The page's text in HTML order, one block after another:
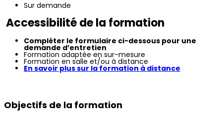
Sur demande
Accessibilité de la formation
Compléter le formulaire ci-dessous pour une
demande d’entretien
Formation adaptée en sur-mesure
Formation en salle et/ou à distance
En savoir plus sur la formation à distance
Objectifs de la formation